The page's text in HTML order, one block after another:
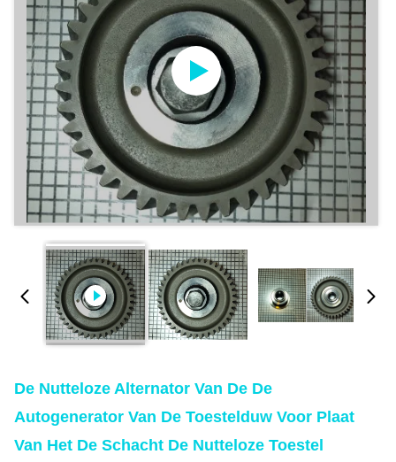
De Nutteloze Alternator Van De De
Autogenerator Van De Toestelduw Voor Plaat
Van Het De Schacht De Nutteloze Toestel